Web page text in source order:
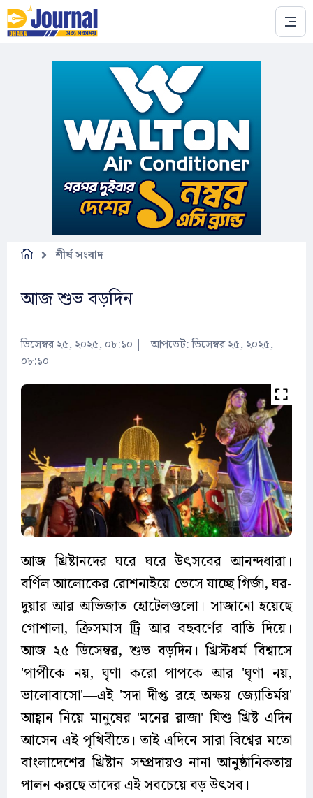
Skip to main content
শীর্ষ সংবাদ
আজ শুভ বড়দিন
ডিসেম্বর ২৫, ২০২৫, ০৮:১০ ||আপডেট: ডিসেম্বর ২৫, ২০২৫,
০৮:১০
আজ খ্রিষ্টানদের ঘরে ঘরে উৎসবের আনন্দধারা।
বর্ণিল আলোকের রোশনাইয়ে ভেসে যাচ্ছে গির্জা, ঘর-
দুয়ার আর অভিজাত হোটেলগুলো। সাজানো হয়েছে
গোশালা, ক্রিসমাস ট্রি আর বহুবর্ণের বাতি দিয়ে।
আজ ২৫ ডিসেম্বর, শুভ বড়দিন। খ্রিস্টধর্ম বিশ্বাসে
'পাপীকে নয়, ঘৃণা করো পাপকে আর 'ঘৃণা নয়,
ভালোবাসো'—এই 'সদা দীপ্ত রহে অক্ষয় জ্যোতির্ময়'
আহ্বান নিয়ে মানুষের 'মনের রাজা' যিশু খ্রিষ্ট এদিন
আসেন এই পৃথিবীতে। তাই এদিনে সারা বিশ্বের মতো
বাংলাদেশের খ্রিষ্টান সম্প্রদায়ও নানা আনুষ্ঠানিকতায়
পালন করছে তাদের এই সবচেয়ে বড় উৎসব।